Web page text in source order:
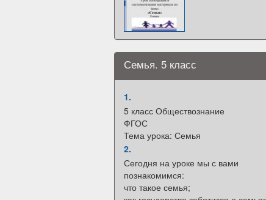
Семья. 5 класс
1.
5 класс Обществознание
ФГОС
Тема урока: Семья
2.
Сегодня на уроке мы с вами
познакомимся:
что такое семья;